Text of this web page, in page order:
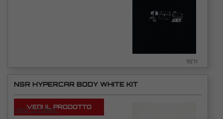
1571
NSR HYPERCAR BODY WHITE KIT
VEDI TUTORIAL
VEDI IL PRODOTTO